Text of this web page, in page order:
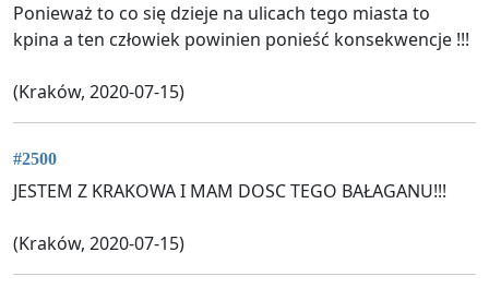
Ponieważ to co się dzieje na ulicach tego miasta to
kpina a ten człowiek powinien ponieść konsekwencje !!!
(Kraków, 2020-07-15)
#2500
JESTEM Z KRAKOWA I MAM DOSC TEGO BAŁAGANU!!!
(Kraków, 2020-07-15)